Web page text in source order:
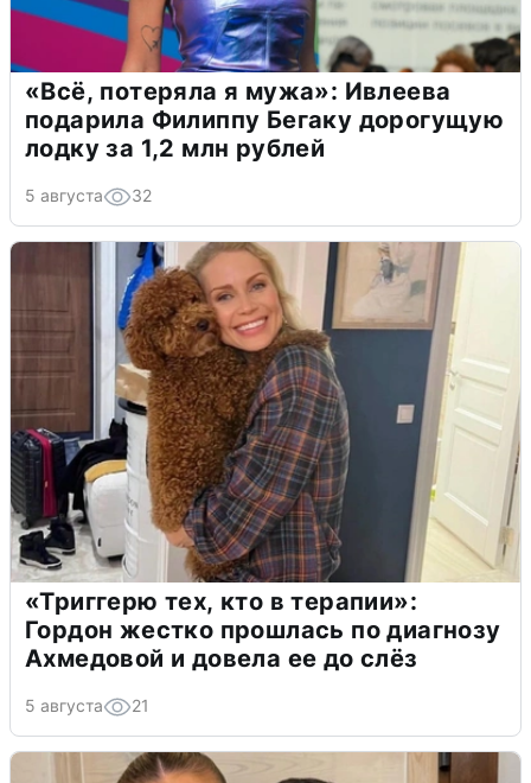
«Всё, потеряла я мужа»: Ивлеева
подарила Филиппу Бегаку дорогущую
лодку за 1,2 млн рублей
5 августа 32
«Триггерю тех, кто в терапии»:
Гордон жестко прошлась по диагнозу
Ахмедовой и довела ее до слёз
5 августа 21